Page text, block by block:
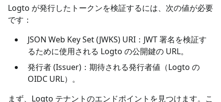
Logto が発行したトークンを検証するには、次の値が必要
です：
JSON Web Key Set (JWKS) URI：JWT 署名を検証す
るために使用される Logto の公開鍵の URL。
発行者 (Issuer)：期待される発行者値（Logto の
OIDC URL）。
まず、Logto テナントのエンドポイントを見つけます。こ